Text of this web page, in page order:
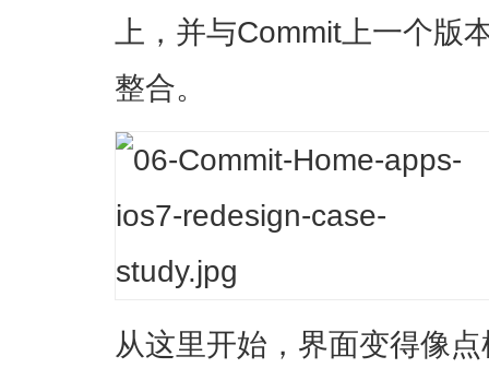
上，并与Commit上一个版
整合。
从这里开始，界面变得像